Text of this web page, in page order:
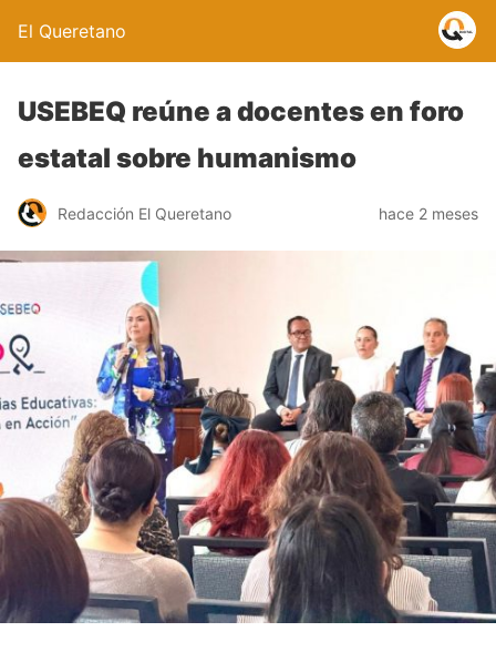
El Queretano
USEBEQ reúne a docentes en foro
estatal sobre humanismo
Redacción El Queretano hace 2 meses